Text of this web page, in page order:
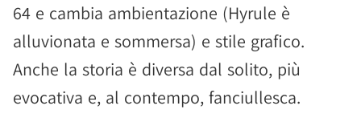
64 e cambia ambientazione (Hyrule è
alluvionata e sommersa) e stile grafico.
Anche la storia è diversa dal solito, più
evocativa e, al contempo, fanciullesca.